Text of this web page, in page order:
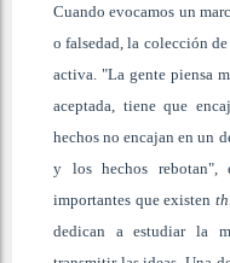
Cuando evocamos un
o falsedad, la colección de
activa. "La gente piensa
aceptada, tiene que
hechos no encajan en un
y los hechos rebotan",
importantes que existen
dedican a estudiar la